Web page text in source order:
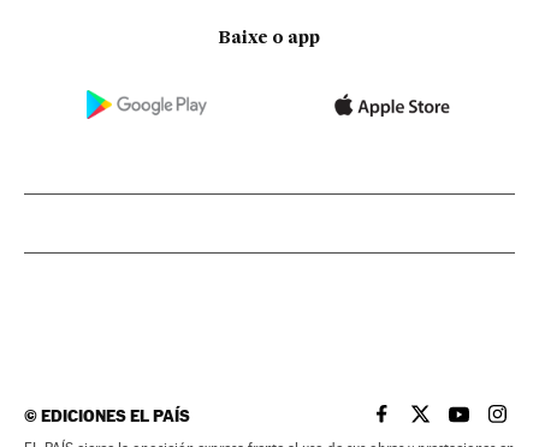
Baixe o app
©EDICIONES EL PAÍS EL PAÍS BRASIL EN
EL PAÍSEL PAÍS
EL